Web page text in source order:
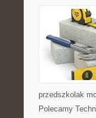
przedszkolak
Polecamy